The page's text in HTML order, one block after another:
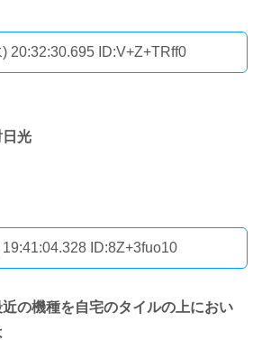
20:32:30.695 ID:V+Z+TRff0
日光
ID:8Z+3fuo10
の機種を自宅のタイルの上におい